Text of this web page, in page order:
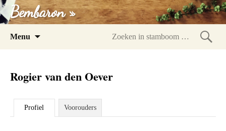
Bembaron »
Menu
Rogier van den Oever
Profiel Voorouders